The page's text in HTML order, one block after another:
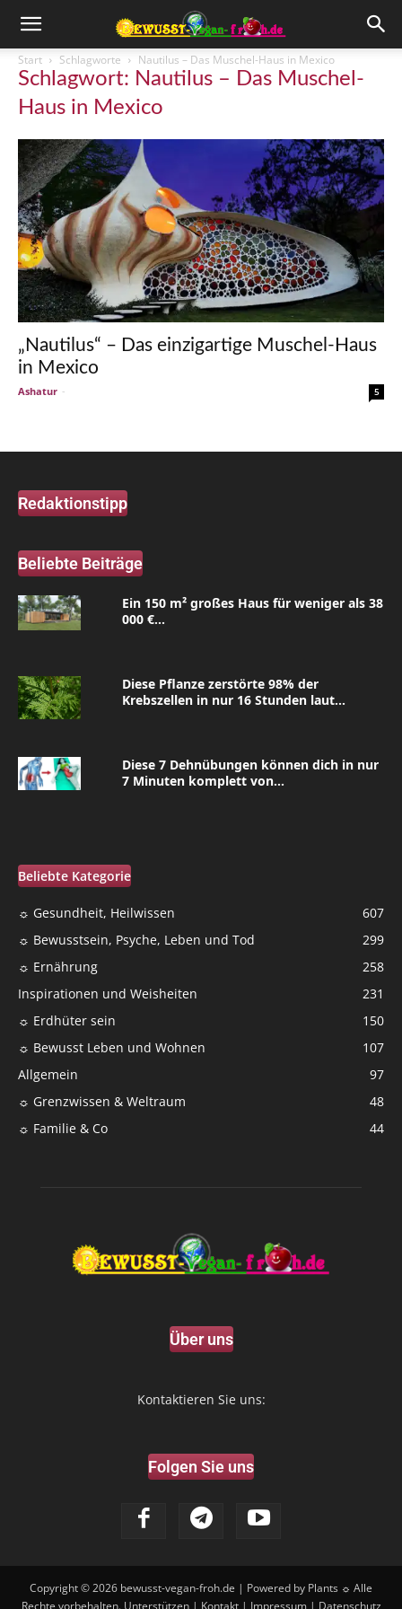
Start Schlagworte Nautilus – Das Muschel-Haus in Mexico
Schlagwort: Nautilus – Das Muschel-
Haus in Mexico
„Nautilus“ – Das einzigartige Muschel-Haus
in Mexico
Ashatur - 5
Redaktionstipp
Beliebte Beiträge
Ein 150 m² großes Haus für weniger als 38
000 €...
Diese Pflanze zerstörte 98% der
Krebszellen in nur 16 Stunden laut...
Diese 7 Dehnübungen können dich in nur
7 Minuten komplett von...
Beliebte Kategorie
☼ Gesundheit, Heilwissen
607
☼ Bewusstsein, Psyche, Leben und Tod
299
☼ Ernährung
258
Inspirationen und Weisheiten
231
☼ Erdhüter sein
150
☼ Bewusst Leben und Wohnen
107
Allgemein
97
☼ Grenzwissen & Weltraum
48
☼ Familie & Co
44
Über uns
Kontaktieren Sie uns:
Folgen Sie uns
Copyright © 2026 bewusst-vegan-froh.de | Powered by Plants ☼ Alle
Rechte vorbehalten. Unterstützen| Kontakt| Impressum| Datenschutz